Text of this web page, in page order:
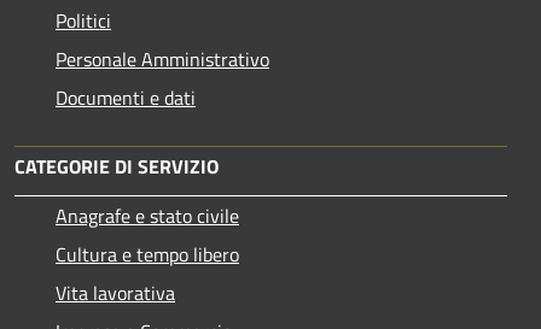
Politici
Personale Amministrativo
Documenti e dati
CATEGORIE DI SERVIZIO
Anagrafe e stato civile
Cultura e tempo libero
Vita lavorativa